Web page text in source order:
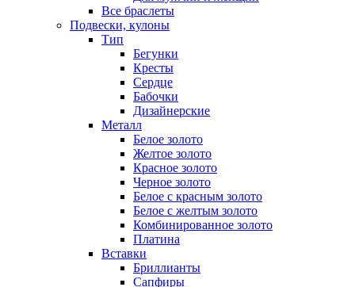
Все браслеты
Подвески, кулоны
Тип
Бегунки
Кресты
Сердце
Бабочки
Дизайнерские
Металл
Белое золото
Желтое золото
Красное золото
Черное золото
Белое с красным золото
Белое с желтым золото
Комбинированное золото
Платина
Вставки
Бриллианты
Сапфиры